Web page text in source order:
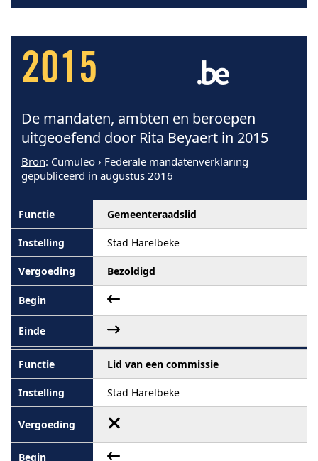
2015
De mandaten, ambten en beroepen
uitgeoefend door Rita Beyaert in 2015
Bron: Cumuleo › Federale mandatenverklaring
gepubliceerd in augustus 2016
Gemeenteraadslid
Stad Harelbeke
Bezoldigd
Lid van een commissie
Stad Harelbeke